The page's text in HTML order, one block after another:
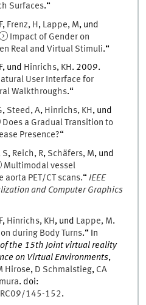
Surfaces.“
F, Frenz, H , Lappe, M, und
Impact of Gender on
Real and Virtual Stimuli.“
F, und Hinrichs, KH. 2009.
User Interface for
Walkthroughs.“
, Steed,A, Hinrichs, KH, und
Does a Gradual Transition to
Presence?“
S, Reich, R, Schäfers, M, und
Multimodal vessel
PET/CT scans.“IEEE
and Computer Graphics
F, Hinrichs, KH , und Lappe, M.
during Body Turns.“ In
of the 15th Joint virtual reality
on Virtual Environments,
Hirose, D Schmalstieg, CA
. doi:
145-152.